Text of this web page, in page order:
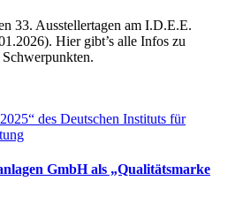
33. Ausstellertagen am I.D.E.E.
Hier gibt’s alle Infos zu
GmbH als „Qualitätsmarke